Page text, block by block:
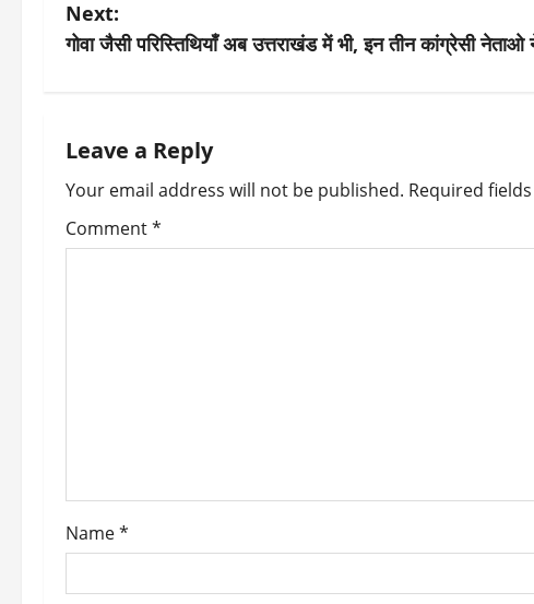
s
n
a
v
o
n
Next:
गोवा जैसी परिस्तिथियाँ अब उत्तराखंड में भी, इन तीन कांग्रेसी नेताओ
Leave a Reply
Your email address will not be published. Required
Comment*
Name*